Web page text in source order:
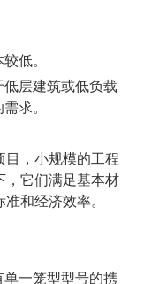
低。
层建筑或低负载
求。
目，小规模的工程
，它们满足基本材
和经济效率。
一笼型型号的携